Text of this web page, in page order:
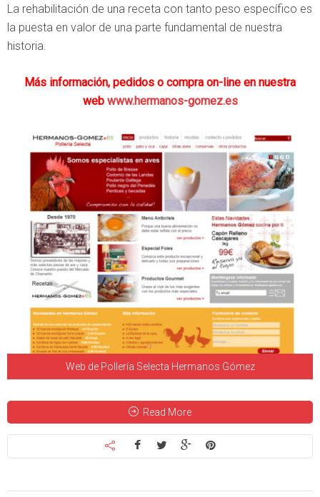
La rehabilitación de una receta con tanto peso específico es
la puesta en valor de una parte fundamental de nuestra
historia.
Más información, pedidos o compra on-line en nuestra
web www.hermanos-gomez.es
Web de Pollería Selecta Hermanos Gómez
Read More